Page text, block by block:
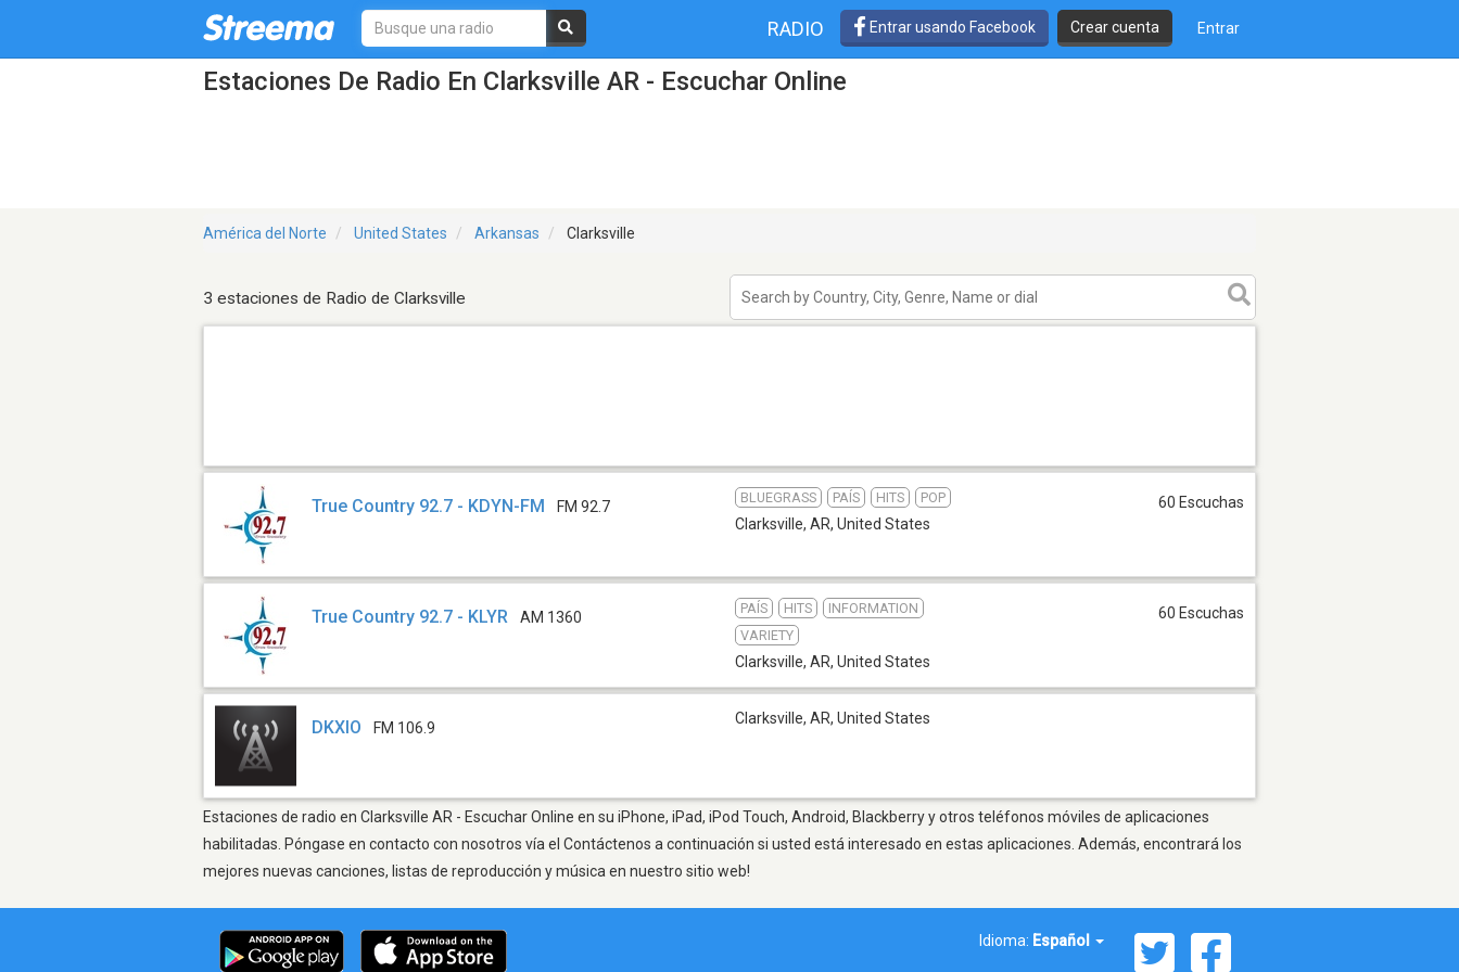
RADIO Entrar usando Facebook Crear cuenta Entrar
Estaciones De Radio En Clarksville AR - Escuchar Online
América del Norte United States Arkansas Clarksville
3 estaciones de Radio de Clarksville
True Country 92.7 - KDYN-FM FM 92.7
BLUEGRASS PAÍS HITS POP
Clarksville, AR, United States
60 Escuchas
True Country 92.7 - KLYR AM 1360
PAÍS HITS
INFORMATION
VARIETY
Clarksville, AR, United States
60 Escuchas
DKXIO FM 106.9
Clarksville, AR, United States
Estaciones de radio en Clarksville AR - Escuchar Online en su iPhone, iPad, iPod Touch, Android, Blackberry y otros teléfonos móviles de aplicaciones
habilitadas. Póngase en contacto con nosotros vía el Contáctenos a continuación si usted está interesado en estas aplicaciones. Además, encontrará los
mejores nuevas canciones, listas de reproducción y música en nuestro sitio web!
Idioma: Español